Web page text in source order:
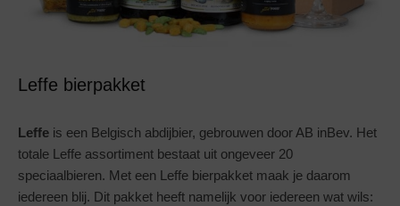
Leffe bierpakket
Leffe is een Belgisch abdijbier, gebrouwen door AB inBev. Het
totale Leffe assortiment bestaat uit ongeveer 20
speciaalbieren. Met een Leffe bierpakket maak je daarom
iedereen blij. Dit pakket heeft namelijk voor iedereen wat wils: